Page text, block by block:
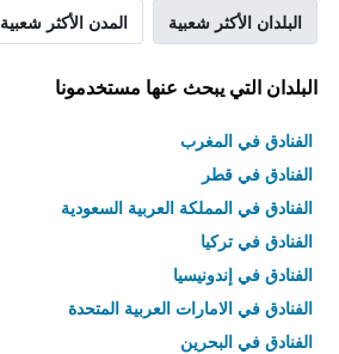
البلدان الأكثر شعبية المدن الأكثر شعبية
البلدان التي يبحث عنها مستخدمونا
الفنادق في المغرب
الفنادق في قطر
الفنادق في المملكة العربية السعودية
الفنادق في تركيا
الفنادق في إندونيسيا
الفنادق في الامارات العربية المتحدة
الفنادق في البحرين